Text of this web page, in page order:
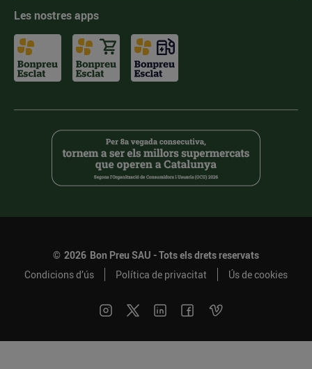
Les nostres apps
© 2026 Bon Preu SAU - Tots els drets reservats
Condicions d’ús
Política de privacitat Ús de cookies